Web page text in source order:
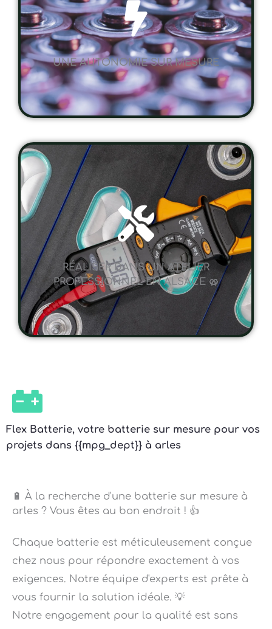
UNE AUTONOMIE SUR MESURE
RÉALISER DANS UN ATELIER
PROFESSIONNEL EN ALSACE 🥨
Flex Batterie, votre batterie sur mesure pour vos
projets dans {{mpg_dept}} à arles
arles ? Vous êtes au bon endroit ! 👍
chez nous pour répondre exactement à vos
exigences. Notre équipe d'experts est prête à
vous fournir la solution idéale. 💡
Notre engagement pour la qualité est sans
faille ! Nos batteries sur mesure sont conçues